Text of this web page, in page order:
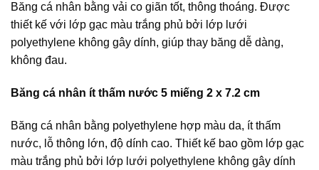
Băng cá nhân bằng vải co giãn tốt, thông thoáng. Được
thiết kế với lớp gạc màu trắng phủ bởi lớp lưới
polyethylene không gây dính, giúp thay băng dễ dàng,
không đau.
Băng cá nhân ít thấm nước 5 miếng 2 x 7.2 cm
Băng cá nhân bằng polyethylene hợp màu da, ít thấm
nước, lỗ thông lớn, độ dính cao. Thiết kế bao gồm lớp gạc
màu trắng phủ bởi lớp lưới polyethylene không gây dính